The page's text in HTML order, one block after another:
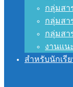
กลุ่มสา
กลุ่มสา
กลุ่มสา
งานแน
สำหรับนักเรี